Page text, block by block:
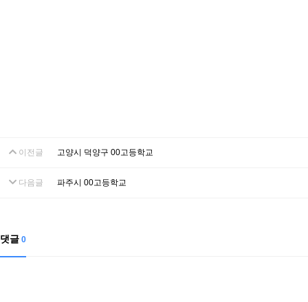
이전글 고양시 덕양구 00고등학교
다음글 파주시 00고등학교
댓글 0